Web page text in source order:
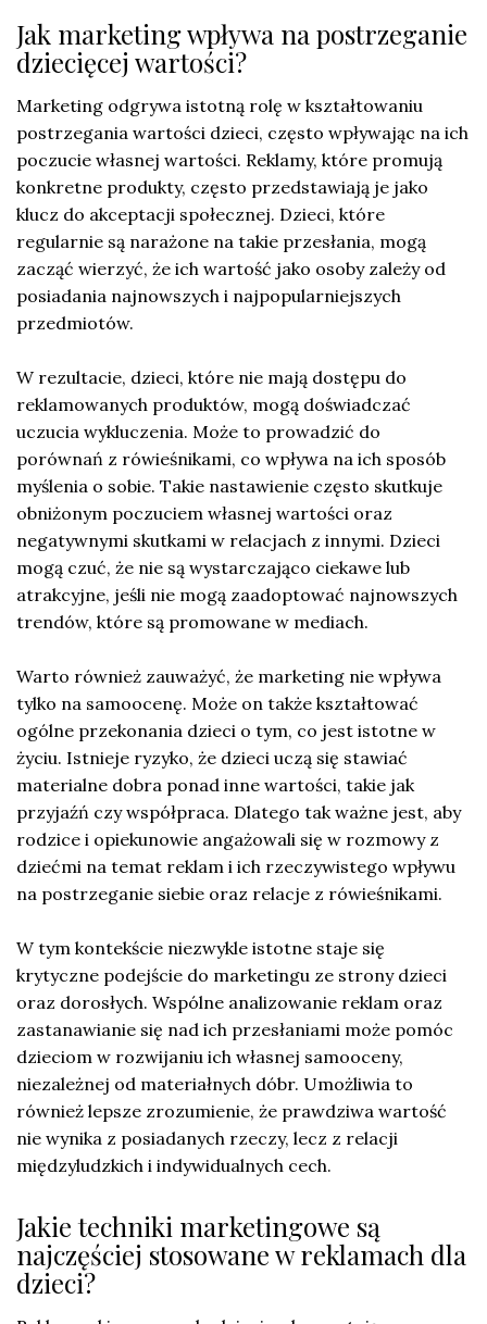
Jak marketing wpływa na postrzeganie
dziecięcej wartości?
Marketing odgrywa istotną rolę w kształtowaniu
postrzegania wartości dzieci, często wpływając na ich
poczucie własnej wartości. Reklamy, które promują
konkretne produkty, często przedstawiają je jako
klucz do akceptacji społecznej. Dzieci, które
regularnie są narażone na takie przesłania, mogą
zacząć wierzyć, że ich wartość jako osoby zależy od
posiadania najnowszych i najpopularniejszych
przedmiotów.
W rezultacie, dzieci, które nie mają dostępu do
reklamowanych produktów, mogą doświadczać
uczucia wykluczenia. Może to prowadzić do
porównań z rówieśnikami, co wpływa na ich sposób
myślenia o sobie. Takie nastawienie często skutkuje
obniżonym poczuciem własnej wartości oraz
negatywnymi skutkami w relacjach z innymi. Dzieci
mogą czuć, że nie są wystarczająco ciekawe lub
atrakcyjne, jeśli nie mogą zaadoptować najnowszych
trendów, które są promowane w mediach.
Warto również zauważyć, że marketing nie wpływa
tylko na samoocenę. Może on także kształtować
ogólne przekonania dzieci o tym, co jest istotne w
życiu. Istnieje ryzyko, że dzieci uczą się stawiać
materialne dobra ponad inne wartości, takie jak
przyjaźń czy współpraca. Dlatego tak ważne jest, aby
rodzice i opiekunowie angażowali się w rozmowy z
dziećmi na temat reklam i ich rzeczywistego wpływu
na postrzeganie siebie oraz relacje z rówieśnikami.
W tym kontekście niezwykle istotne staje się
krytyczne podejście do marketingu ze strony dzieci
oraz dorosłych. Wspólne analizowanie reklam oraz
zastanawianie się nad ich przesłaniami może pomóc
dzieciom w rozwijaniu ich własnej samooceny,
niezależnej od materiałnych dóbr. Umożliwia to
również lepsze zrozumienie, że prawdziwa wartość
nie wynika z posiadanych rzeczy, lecz z relacji
międzyludzkich i indywidualnych cech.
Jakie techniki marketingowe są
najczęściej stosowane w reklamach dla
dzieci?